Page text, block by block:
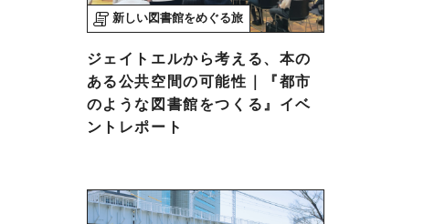
新しい図書館をめぐる旅
ジェイトエルから考える、本の
ある公共空間の可能性｜『都市
のような図書館をつくる』イベ
ントレポート